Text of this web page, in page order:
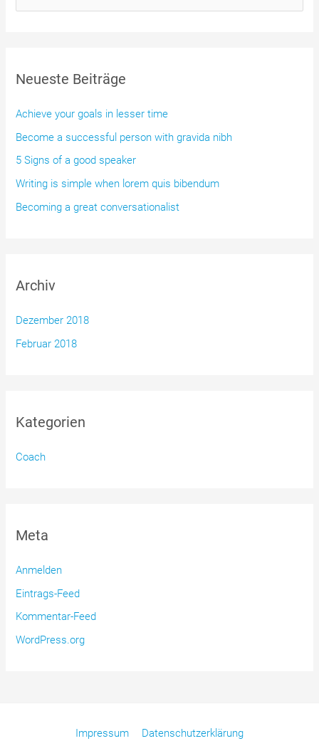
felis
n
c
h
:
Neueste Beiträge
Achieve your goals in lesser time
Become a successful person with gravida nibh
5 Signs of a good speaker
Writing is simple when lorem quis bibendum
Becoming a great conversationalist
Archiv
Dezember 2018
Februar 2018
Kategorien
Coach
Meta
Anmelden
Eintrags-Feed
Kommentar-Feed
WordPress.org
Impressum Datenschutzerklärung